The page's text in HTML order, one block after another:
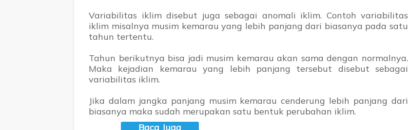
Variabilitas iklim disebut juga sebagai anomali iklim. Contoh variabilitas
iklim misalnya musim kemarau yang lebih panjang dari biasanya pada satu
tahun tertentu.
Tahun berikutnya bisa jadi musim kemarau akan sama dengan normalnya.
Maka kejadian kemarau yang lebih panjang tersebut disebut sebagai
variabilitas iklim.
Jika dalam jangka panjang musim kemarau cenderung lebih panjang dari
biasanya maka sudah merupakan satu bentuk perubahan iklim.